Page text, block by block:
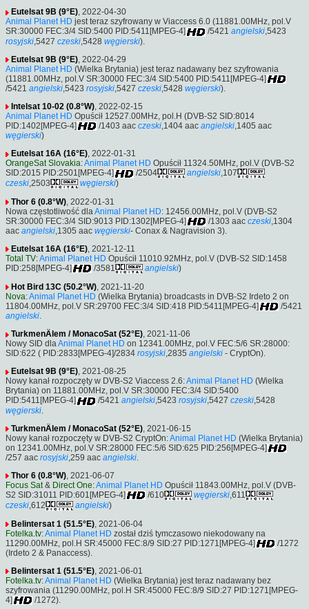
Eutelsat 9B (9°E), 2022-04-30
Animal Planet HD jest teraz szyfrowany w Viaccess 6.0 (11881.00MHz, pol.V
SR:30000 FEC:3/4 SID:5400 PID:5411[MPEG-4]
/5421 angielski,5423
rosyjski ,5427 czeski ,5428 węgierski).
Eutelsat 9B (9°E) , 2022-04-29
Animal Planet HD (Wielka Brytania) jest teraz nadawany bez szyfrowania
(11881.00MHz, pol.V SR:30000 FEC:3/4 SID:5400 PID:5411[MPEG-4]
/5421 angielski,5423 rosyjski,5427 czeski,5428 węgierski).
Intelsat 10-02 (0.8°W), 2022-02-15
Animal Planet HD Opuścił 12527.00MHz, pol.H (DVB-S2 SID:8014
PID:1402[MPEG-4]
/1403 aac czeski,1404 aac angielski,1405 aac
węgierski)
Eutelsat 16A (16°E), 2022-01-31
OrangeSat Slovakia:Animal Planet HD Opuścił 11324.50MHz, pol.V (DVB-S2
SID:2015 PID:2501[MPEG-4]
/2504 angielski,107
czeski,2503 węgierski)
Thor 6 (0.8°W), 2022-01-31
Nowa częstotliwość dlaAnimal Planet HD: 12456.00MHz, pol.V (DVB-S2
SR:30000 FEC:3/4 SID:9013 PID:1302[MPEG-4]
/1303 aac czeski,1304
aac angielski,1305 aac węgierski- Conax & Nagravision 3).
Eutelsat 16A (16°E), 2021-12-11
Total TV:Animal Planet HD Opuścił 11010.92MHz, pol.V (DVB-S2 SID:1458
PID:258[MPEG-4]
/3581 angielski)
Hot Bird 13C (50.2°W), 2021-11-20
Nova:Animal Planet HD (Wielka Brytania) broadcasts in DVB-S2 Irdeto 2 on
11804.00MHz, pol.V SR:29700 FEC:3/4 SID:418 PID:5411[MPEG-4]
/5421
angielski.
TurkmenÄlem / MonacoSat (52°E), 2021-11-06
Nowy SID dlaAnimal Planet HD on 12341.00MHz, pol.V FEC:5/6 SR:28000:
SID:622 ( PID:2833[MPEG-4]/2834 rosyjski,2835 angielski - CryptOn).
Eutelsat 9B (9°E), 2021-08-25
Nowy kanał rozpoczęty w DVB-S2 Viaccess 2.6:Animal Planet HD (Wielka
Brytania) on 11881.00MHz, pol.V SR:30000 FEC:3/4 SID:5400
PID:5411[MPEG-4]
/5421 angielski,5423 rosyjski,5427 czeski,5428
węgierski
TurkmenÄlem / MonacoSat (52°E) , 2021-06-15
Nowy kanał rozpoczęty w DVB-S2 CryptOn:Animal Planet HD (Wielka Brytania)
on 12341.00MHz, pol.V SR:28000 FEC:5/6 SID:625 PID:256[MPEG-4]
/257 aac rosyjski,259 aac angielski.
Thor 6 (0.8°W), 2021-06-07
Focus Sat& Direct One:Animal Planet HD Opuścił 11843.00MHz, pol.V (DVB-
S2 SID:31011 PID:601[MPEG-4]
/610 węgierski,611
czeski ,612 angielski)
Belintersat 1 (51.5°E) , 2021-06-04
Fotelka.tv:Animal Planet HD został dziś tymczasowo niekodowany na
11290.00MHz, pol.H SR:45000 FEC:8/9 SID:27 PID:1271[MPEG-4]
/1272
(Irdeto 2 & Panaccess).
Belintersat 1 (51.5°E), 2021-06-01
Fotelka.tv:Animal Planet HD (Wielka Brytania) jest teraz nadawany bez
szyfrowania (11290.00MHz, pol.H SR:45000 FEC:8/9 SID:27 PID:1271[MPEG-
4]
/1272).